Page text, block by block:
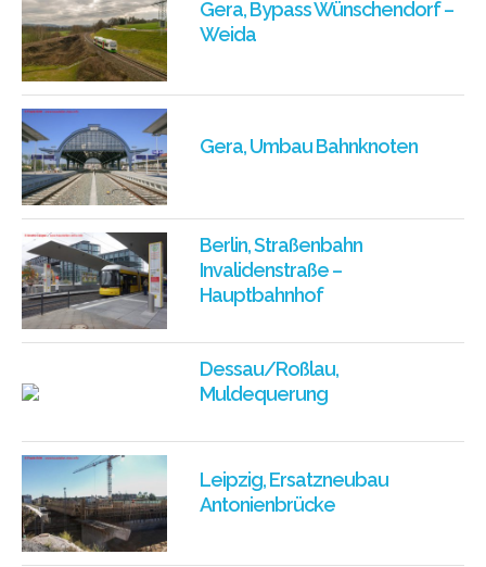
Gera, Bypass Wünschendorf –
Weida
Gera, Umbau Bahnknoten
Berlin, Straßenbahn
Invalidenstraße –
Hauptbahnhof
Dessau/Roßlau,
Muldequerung
Leipzig, Ersatzneubau
Antonienbrücke